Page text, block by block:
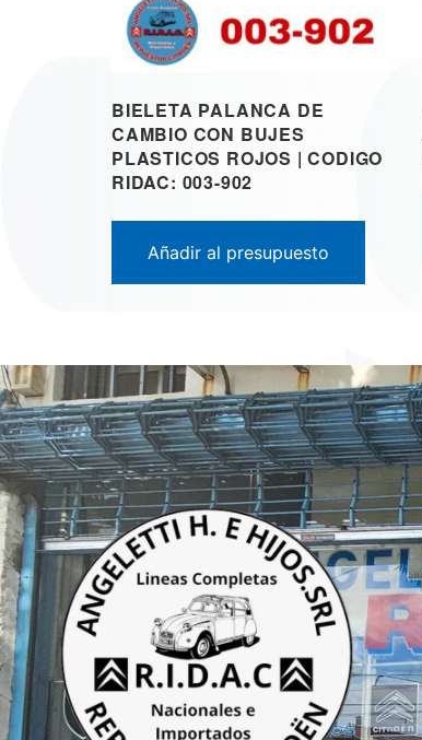
BIELETA PALANCA DE
CAMBIO CON BUJES
PLASTICOS ROJOS | CODIGO
RIDAC: 003-902
Añadir al presupuesto